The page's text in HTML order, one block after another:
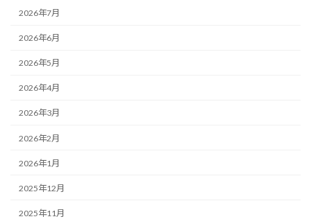
2026年7月
2026年6月
2026年5月
2026年4月
2026年3月
2026年2月
2026年1月
2025年12月
2025年11月